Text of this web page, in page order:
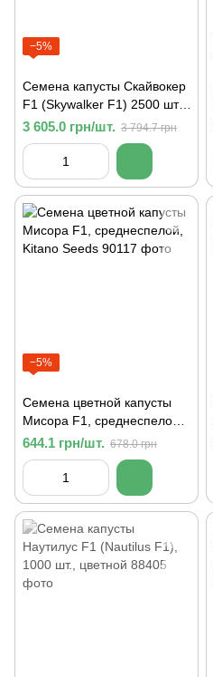
−5%
Семена капусты Скайвокер
F1 (Skywalker F1) 2500 шт.,
цветной
3 605.0 грн/шт. 3 794.7 грн
−5%
Семена цветной капусты
Мисора F1, среднеспелой,
Kitano Seeds, 1 000 шт.
644.1 грн/шт. 678.0 грн